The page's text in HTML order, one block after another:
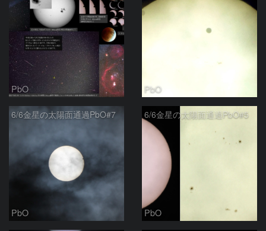
PbO PbO
6/6金星の太陽面通過PbO#7
PbO
6/6金星の太陽面通過PbO#5
PbO